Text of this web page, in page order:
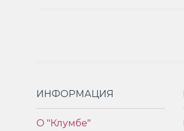
ИНФОРМАЦИЯ
О "Клумбе"